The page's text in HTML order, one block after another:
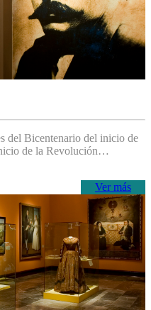
del Bicentenario del inicio de
de la Revolución…
Ver más